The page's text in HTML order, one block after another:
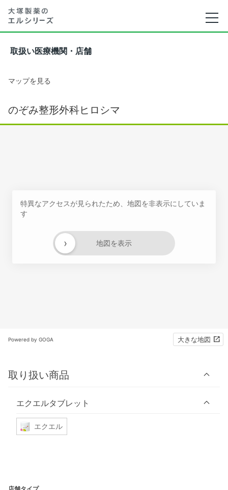
取扱い医療機関・店舗
マップを見る
のぞみ整形外科ヒロシマ
特異なアクセスが見られたため、地図を非表示にしていま
す
地図を表示
›
Powered by GOGA 大きな地図
取り扱い商品
エクエルタブレット
エクエル